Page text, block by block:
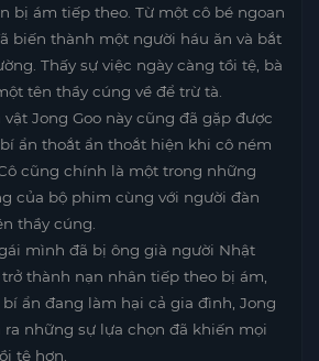
bị ám tiếp theo. Từ một cô bé ngoan
biến thành một người háu ăn và bắt
Thấy sự việc ngày càng tồi tệ, bà
tên thầy cúng về để trừ tà.
Jong Goo này cũng đã gặp được
ẩn thoắt ẩn thoắt hiện khi cô ném
cũng chính là một trong những
của bộ phim cùng với người đàn
thầy cúng.
mình đã bị ông già người Nhật
thành nạn nhân tiếp theo bị ám,
ẩn đang làm hại cả gia đình, Jong
ra những sự lựa chọn đã khiến mọi
tệ hơn.